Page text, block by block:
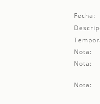
Fecha:
Nota:
Nota:
Nota: